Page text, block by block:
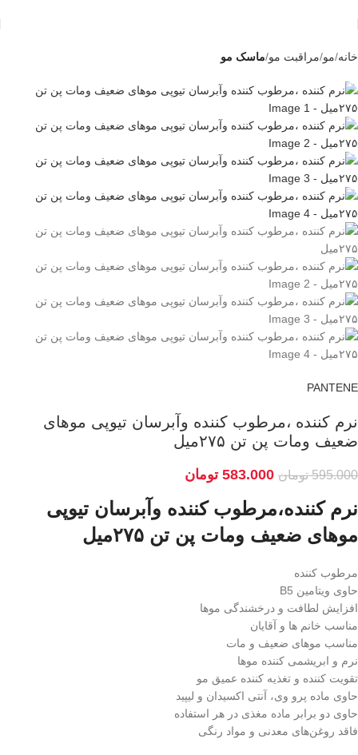
خانه مو مراقبت مو ماسک مو
PANTENE
نرم کننده ،مرطوب کننده وآبرسان تیوپی موهای
ضعیف ومات پن تن ۲۷۵میل
595.000 تومان 583.000 تومان
نرم کننده،مرطوب کننده وآبرسان تیوپی
موهای ضعیف ومات پن تن ۲۷۵میل
مرطوب کننده
حاوی ویتامین B5
افزایش لطافت و درخشندگی موها
مناسب خانم ها و آقایان
مناسب موهای ضعیف و مات
نرم و ابریشمی کننده موها
تقویت کننده و تغذیه کننده عمیق مو
حاوی ماده پرو وی، آنتی اکسیدان و لیپید
حاوی دو برابر ماده مغذی در هر استفاده
فاقد روغن‌های معدنی و مواد رنگی